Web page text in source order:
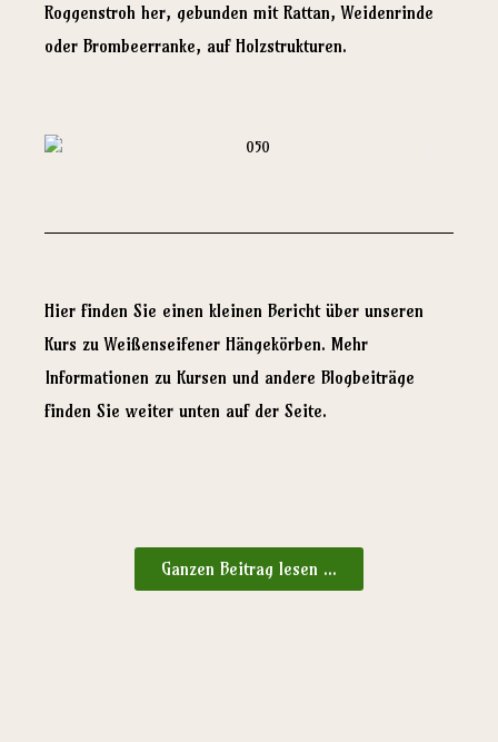
Roggenstroh her, gebunden mit Rattan, Weidenrinde
oder Brombeerranke, auf Holzstrukturen.
Hier finden Sie einen kleinen Bericht über unseren
Kurs zu Weißenseifener Hängekörben. Mehr
Informationen zu Kursen und andere Blogbeiträge
finden Sie weiter unten auf der Seite.
Ganzen Beitrag lesen ...